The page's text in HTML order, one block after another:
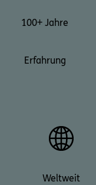
100+ Jahre
Erfahrung
Weltweit